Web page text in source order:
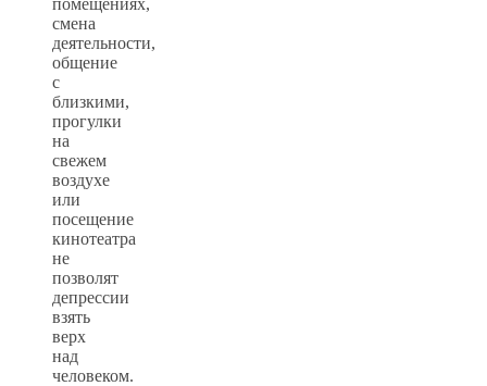
смена
деятельности,
общение
с
близкими,
прогулки
на
свежем
воздухе
или
посещение
кинотеатра
не
позволят
депрессии
взять
верх
над
человеком.